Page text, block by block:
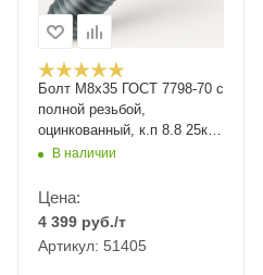
Болт М8х35 ГОСТ 7798-70 с
полной резьбой,
оцинкованный, к.п 8.8 25кг
РМЗВ наличии
Цена:
4 399 руб./т
Артикул: 51405